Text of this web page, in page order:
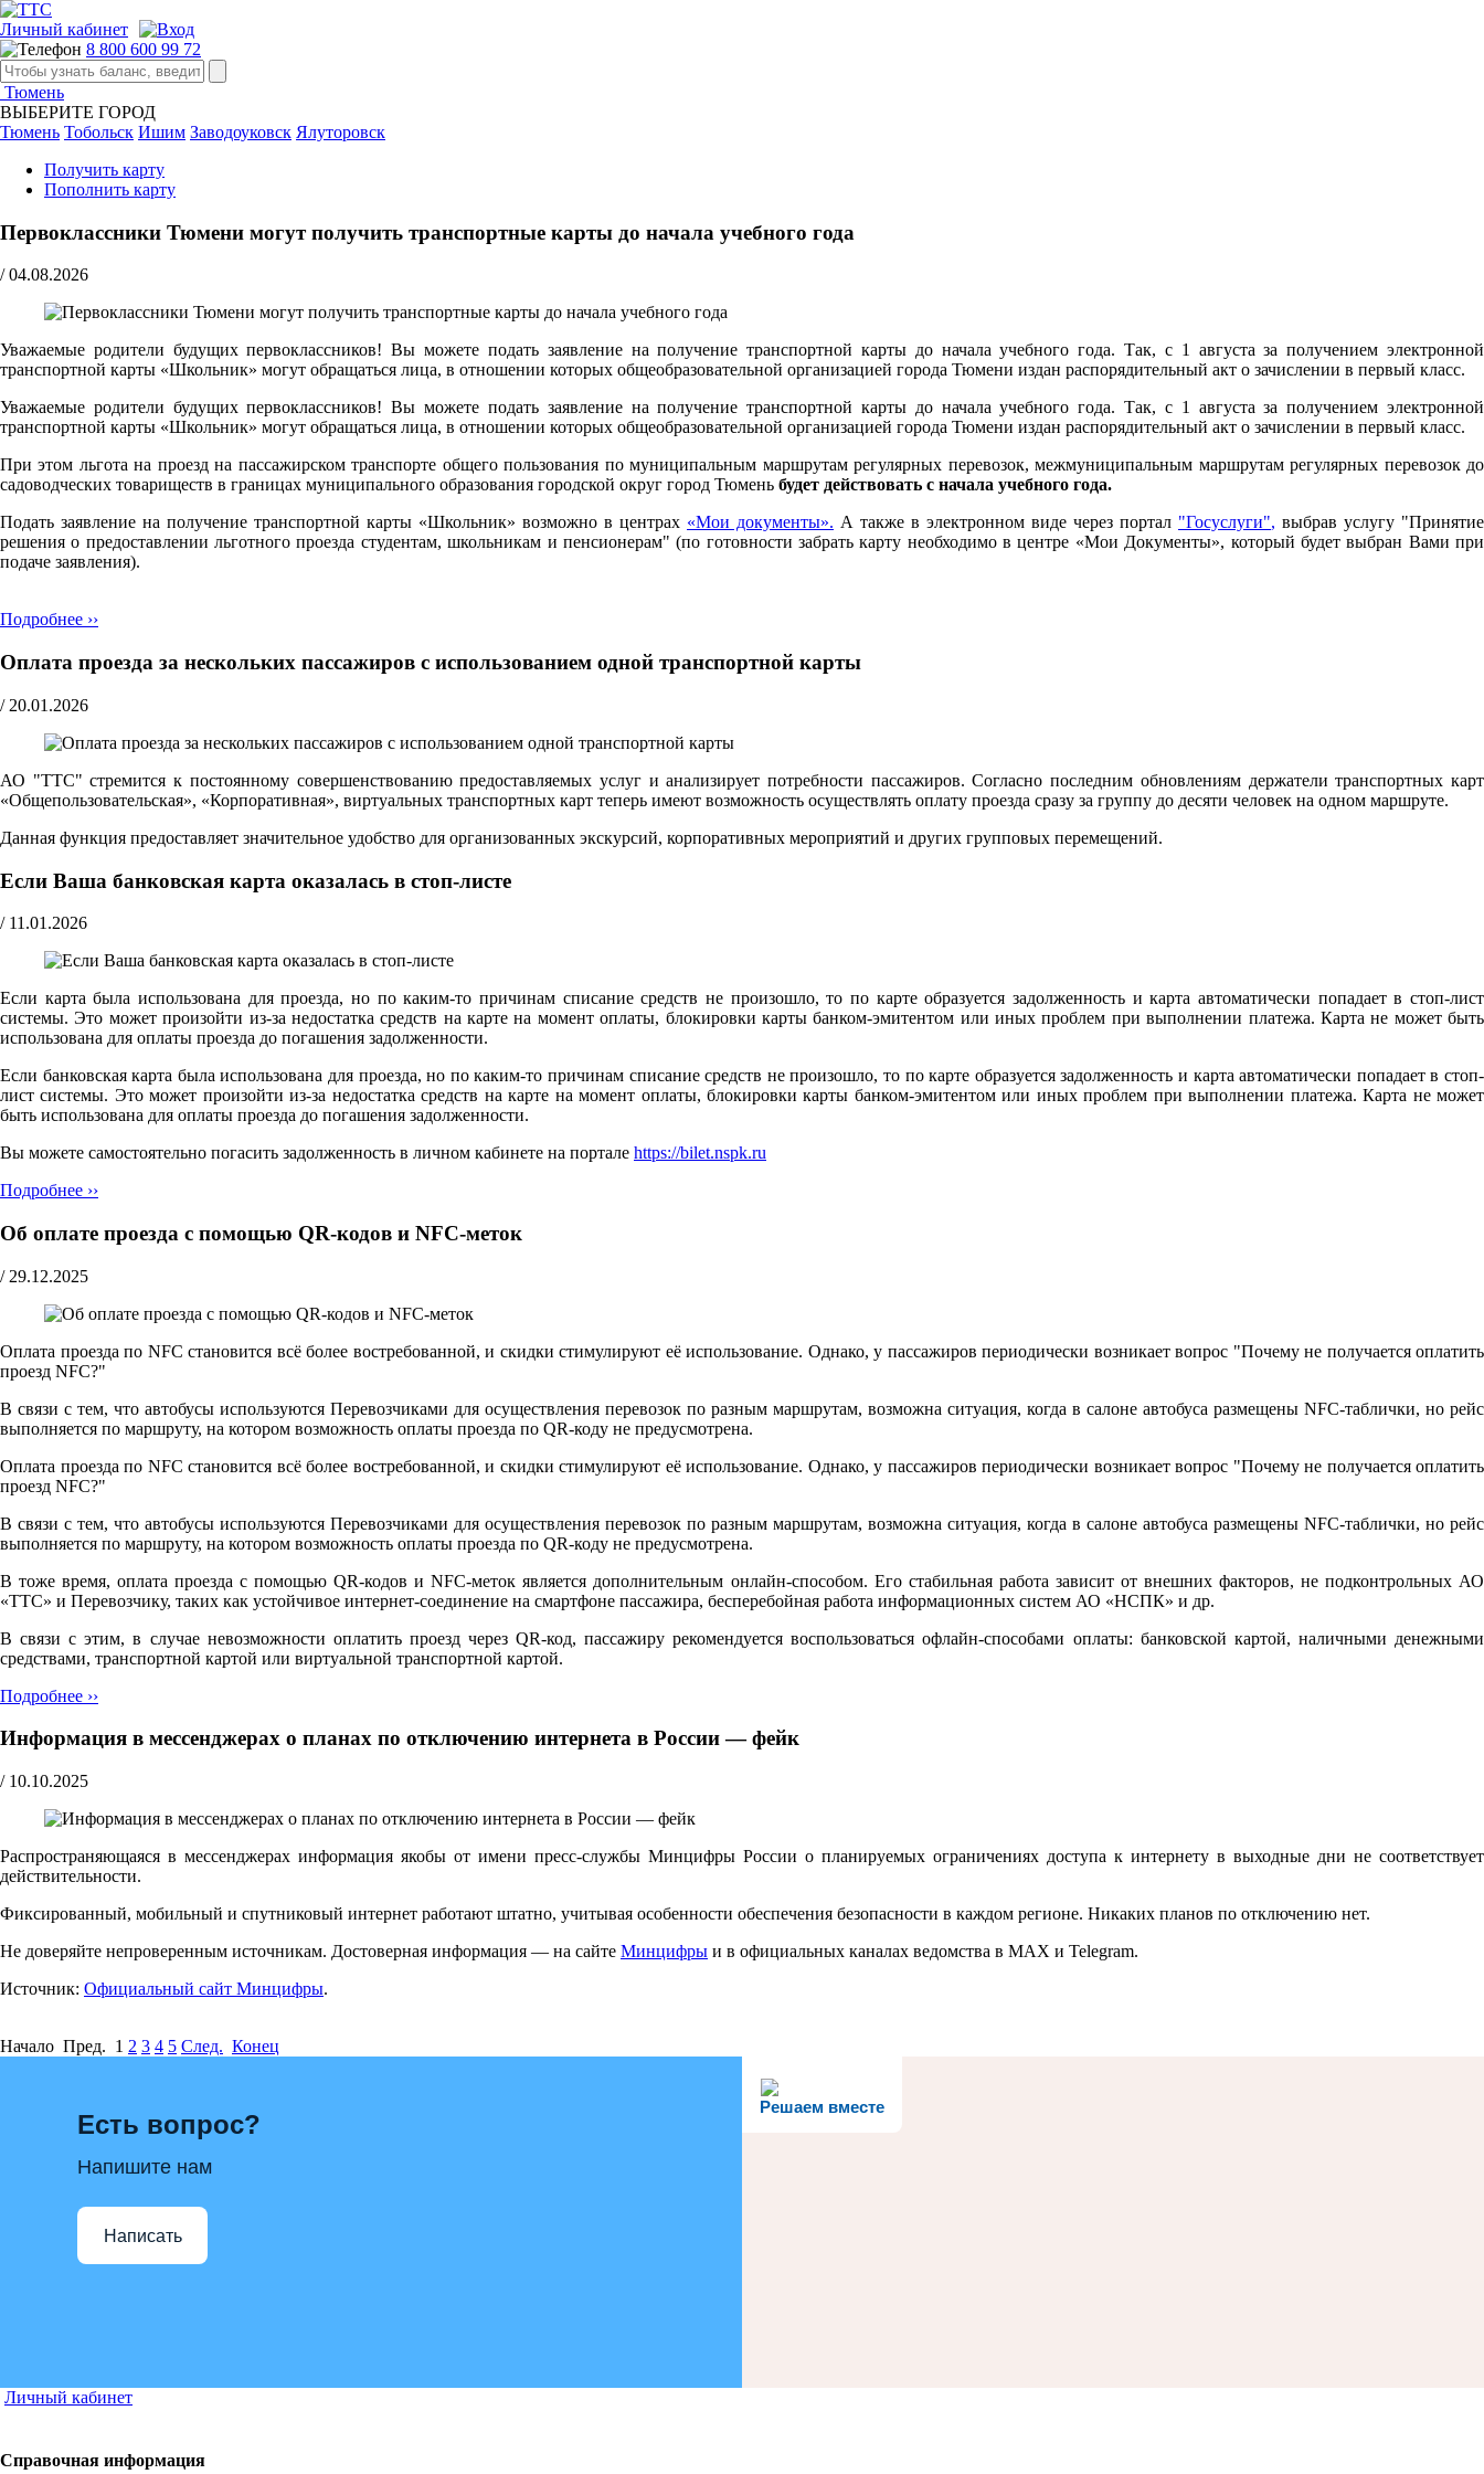
Личный кабинет
8 800 600 99 72
Тюмень
ВЫБЕРИТЕ ГОРОД
Тюмень Тобольск Ишим Заводоуковск Ялуторовск
Получить карту
Пополнить карту
Первоклассники Тюмени могут получить транспортные карты до начала учебного года
/ 04.08.2026
Уважаемые родители будущих первоклассников! Вы можете подать заявление на получение транспортной карты до начала учебного года. Так, с 1 августа за получением электронной
транспортной карты «Школьник» могут обращаться лица, в отношении которых общеобразовательной организацией города Тюмени издан распорядительный акт о зачислении в первый класс.
Уважаемые родители будущих первоклассников! Вы можете подать заявление на получение транспортной карты до начала учебного года. Так, с 1 августа за получением электронной
транспортной карты «Школьник» могут обращаться лица, в отношении которых общеобразовательной организацией города Тюмени издан распорядительный акт о зачислении в первый класс.
При этом льгота на проезд на пассажирском транспорте общего пользования по муниципальным маршрутам регулярных перевозок, межмуниципальным маршрутам регулярных перевозок до
садоводческих товариществ в границах муниципального образования городской округ город Тюмень будет действовать с начала учебного года.
Подать заявление на получение транспортной карты «Школьник» возможно в центрах «Мои документы». А также в электронном виде через портал "Госуслуги", выбрав услугу "Принятие
решения о предоставлении льготного проезда студентам, школьникам и пенсионерам" (по готовности забрать карту необходимо в центре «Мои Документы», который будет выбран Вами при
подаче заявления).
Подробнее ››
Оплата проезда за нескольких пассажиров с использованием одной транспортной карты
/ 20.01.2026
АО "ТТС" стремится к постоянному совершенствованию предоставляемых услуг и анализирует потребности пассажиров. Согласно последним обновлениям держатели транспортных карт
«Общепользовательская», «Корпоративная», виртуальных транспортных карт теперь имеют возможность осуществлять оплату проезда сразу за группу до десяти человек на одном маршруте.
Данная функция предоставляет значительное удобство для организованных экскурсий, корпоративных мероприятий и других групповых перемещений.
Если Ваша банковская карта оказалась в стоп-листе
/ 11.01.2026
Если карта была использована для проезда, но по каким-то причинам списание средств не произошло, то по карте образуется задолженность и карта автоматически попадает в стоп-лист
системы. Это может произойти из-за недостатка средств на карте на момент оплаты, блокировки карты банком-эмитентом или иных проблем при выполнении платежа. Карта не может быть
использована для оплаты проезда до погашения задолженности.
Если банковская карта была использована для проезда, но по каким-то причинам списание средств не произошло, то по карте образуется задолженность и карта автоматически попадает в стоп-
лист системы. Это может произойти из-за недостатка средств на карте на момент оплаты, блокировки карты банком-эмитентом или иных проблем при выполнении платежа. Карта не может
быть использована для оплаты проезда до погашения задолженности.
Вы можете самостоятельно погасить задолженность в личном кабинете на портале https://bilet.nspk.ru
Подробнее ››
Об оплате проезда с помощью QR-кодов и NFC-меток
/ 29.12.2025
Оплата проезда по NFC становится всё более востребованной, и скидки стимулируют её использование. Однако, у пассажиров периодически возникает вопрос "Почему не получается оплатить
проезд NFC?"
В связи с тем, что автобусы используются Перевозчиками для осуществления перевозок по разным маршрутам, возможна ситуация, когда в салоне автобуса размещены NFC-таблички, но рейс
выполняется по маршруту, на котором возможность оплаты проезда по QR-коду не предусмотрена.
Оплата проезда по NFC становится всё более востребованной, и скидки стимулируют её использование. Однако, у пассажиров периодически возникает вопрос "Почему не получается оплатить
проезд NFC?"
В связи с тем, что автобусы используются Перевозчиками для осуществления перевозок по разным маршрутам, возможна ситуация, когда в салоне автобуса размещены NFC-таблички, но рейс
выполняется по маршруту, на котором возможность оплаты проезда по QR-коду не предусмотрена.
В тоже время, оплата проезда с помощью QR-кодов и NFC-меток является дополнительным онлайн-способом. Его стабильная работа зависит от внешних факторов, не подконтрольных АО
«ТТС» и Перевозчику, таких как устойчивое интернет-соединение на смартфоне пассажира, бесперебойная работа информационных систем АО «НСПК» и др.
В связи с этим, в случае невозможности оплатить проезд через QR-код, пассажиру рекомендуется воспользоваться офлайн-способами оплаты: банковской картой, наличными денежными
средствами, транспортной картой или виртуальной транспортной картой.
Подробнее ››
Информация в мессенджерах о планах по отключению интернета в России — фейк
/ 10.10.2025
Распространяющаяся в мессенджерах информация якобы от имени пресс-службы Минцифры России о планируемых ограничениях доступа к интернету в выходные дни не соответствует
действительности.
Фиксированный, мобильный и спутниковый интернет работают штатно, учитывая особенности обеспечения безопасности в каждом регионе. Никаких планов по отключению нет.
Не доверяйте непроверенным источникам. Достоверная информация — на сайте Минцифры и в официальных каналах ведомства в MAX и Telegram.
Источник: Официальный сайт Минцифры.
Начало Пред. 1 2 3 4 5 След. Конец
Решаем вместе
Есть вопрос?
Напишите нам
Написать
Личный кабинет
Справочная информация